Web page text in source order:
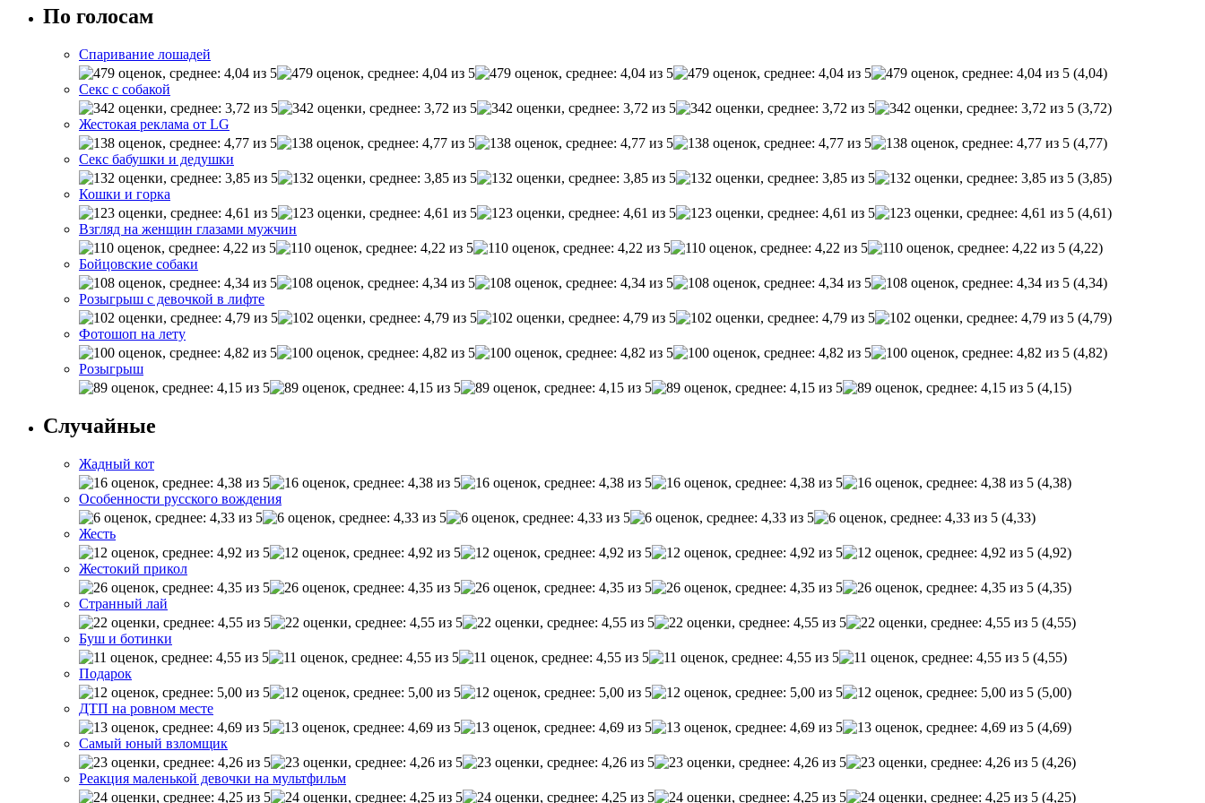
По голосам
Спаривание лошадей
(4,04)
Секс с собакой
(3,72)
Жестокая реклама от LG
(4,77)
Секс бабушки и дедушки
(3,85)
Кошки и горка
(4,61)
Взгляд на женщин глазами мужчин
(4,22)
Бойцовские собаки
(4,34)
Розыгрыш с девочкой в лифте
(4,79)
Фотошоп на лету
(4,82)
Розыгрыш
(4,15)
Случайные
Жадный кот
(4,38)
Особенности русского вождения
(4,33)
Жесть
(4,92)
Жестокий прикол
(4,35)
Странный лай
(4,55)
Буш и ботинки
(4,55)
Подарок
(5,00)
ДТП на ровном месте
(4,69)
Самый юный взломщик
(4,26)
Реакция маленькой девочки на мультфильм
(4,25)